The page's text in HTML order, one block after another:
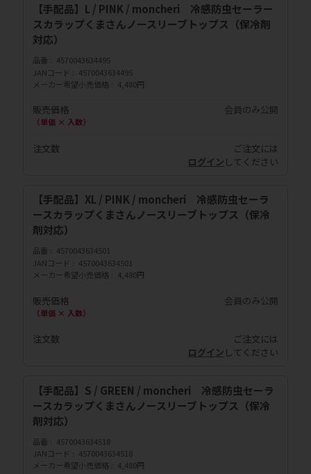
【手配品】L / PINK / moncheri 冷感防虫セーラー
スカラップくまさんノースリーブトップス（保冷剤
対応）
品番
4570043634495
JANコード
4570043634495
メーカー希望小売価格
4,480円
販売価格
（単価 × 入数）
会員のみ公開
注文数
ご注文には
ログイン してください
【手配品】XL / PINK / moncheri 冷感防虫セーラ
ースカラップくまさんノースリーブトップス（保冷
剤対応）
品番
4570043634501
JANコード
4570043634501
メーカー希望小売価格
4,480円
販売価格
（単価 × 入数）
会員のみ公開
注文数
ご注文には
ログイン してください
【手配品】S / GREEN / moncheri 冷感防虫セーラ
ースカラップくまさんノースリーブトップス（保冷
剤対応）
品番
4570043634518
JANコード
4570043634518
メーカー希望小売価格
4,480円